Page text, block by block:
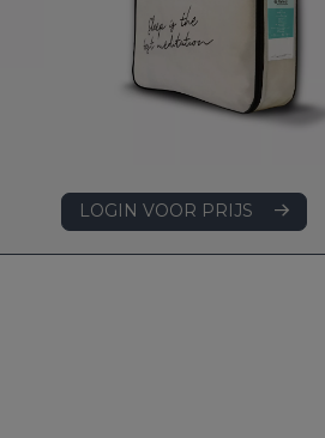
LOGIN VOOR PRIJS